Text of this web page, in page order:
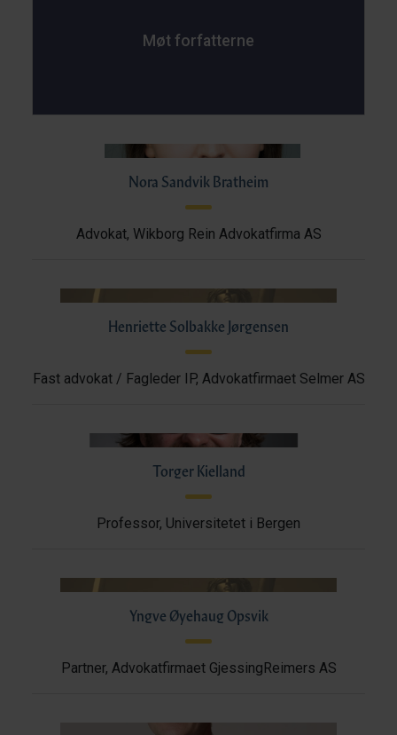
Møt forfatterne
Nora Sandvik Bratheim
Advokat, Wikborg Rein Advokatfirma AS
Henriette Solbakke Jørgensen
Fast advokat / Fagleder IP, Advokatfirmaet Selmer AS
Torger Kielland
Professor, Universitetet i Bergen
Yngve Øyehaug Opsvik
Partner, Advokatfirmaet GjessingReimers AS